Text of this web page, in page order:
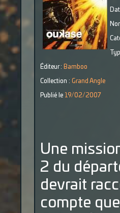
Éditeur : Bamboo
Collection : Grand Angle
Publié le 19/02/2007
Une
2 du
devrait
compte